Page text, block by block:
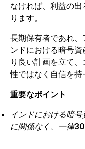
なければ、利益の
ります。
長期保有者であれ
ンドにおける暗号
り良い計画を立て
性ではなく自信を持
重要なポイント
インドにおける暗
に関係なく、一律